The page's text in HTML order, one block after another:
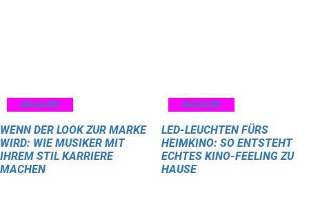
MAGAZIN
WENN DER LOOK ZUR MARKE
WIRD: WIE MUSIKER MIT
IHREM STIL KARRIERE
MACHEN
MAGAZIN
LED-LEUCHTEN FÜRS
HEIMKINO: SO ENTSTEHT
ECHTES KINO-FEELING ZU
HAUSE